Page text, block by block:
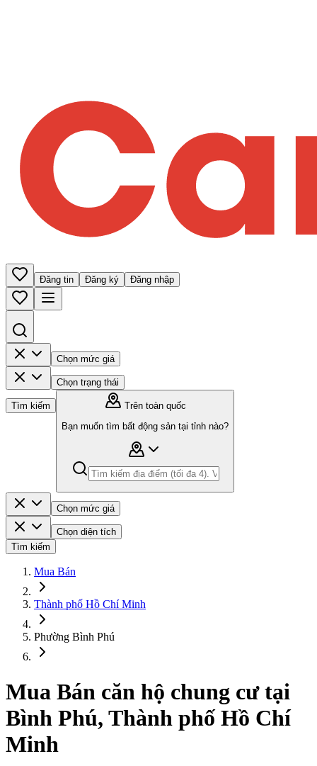
Đăng tin Đăng ký Đăng nhập
Chọn mức giá
Chọn trạng thái
Tìm kiếm
Trên toàn quốc
Bạn muốn tìm bất động sản tại tỉnh nào?
Chọn mức giá
Chọn diện tích
Tìm kiếm
Mua Bán
Thành phố Hồ Chí Minh
Phường Bình Phú
Mua Bán căn hộ chung cư tại
Bình Phú, Thành phố Hồ Chí
Minh